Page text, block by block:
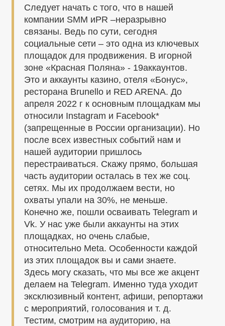
Следует начать с того, что в нашей
компании SMM иPR –неразрывно
связаны. Ведь по сути, сегодня
социальные сети – это одна из ключевых
площадок для продвижения. В игорной
зоне «Красная Поляна» - 19аккаунтов.
Это и аккаунты казино, отеля «Бонус»,
ресторана Brunello и RED ARENA. До
апреля 2022 г к основным площадкам мы
относили Instagram и Facebook*
(запрещенные в России организации). Но
после всех известных событий нам и
нашей аудитории пришлось
перестраиваться. Скажу прямо, большая
часть аудитории осталась в тех же соц.
сетях. Мы их продолжаем вести, но
охваты упали на 30%, не меньше.
Конечно же, пошли осваивать Telegram и
Vk. У нас уже были аккаунты на этих
площадках, но очень слабые,
относительно Meta. Особенности каждой
из этих площадок вы и сами знаете.
Здесь могу сказать, что мы все же акцент
делаем на Telegram. Именно туда уходит
эксклюзивный контент, афиши, репортажи
с мероприятий, голосования и т. д.
Тестим, смотрим на аудиторию, на